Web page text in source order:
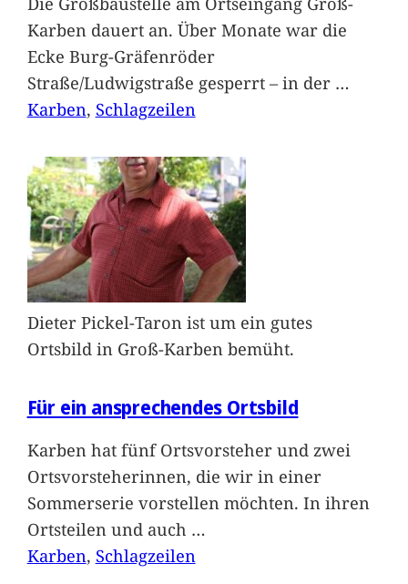
Karben dauert an. Über Monate war die
Ecke Burg-Gräfenröder
Straße/Ludwigstraße gesperrt – in der …
Karben, Schlagzeilen
Dieter Pickel-Taron ist um ein gutes
Ortsbild in Groß-Karben bemüht.
Für ein ansprechendes Ortsbild
Karben hat fünf Ortsvorsteher und zwei
Ortsvorsteherinnen, die wir in einer
Sommerserie vorstellen möchten. In ihren
Ortsteilen und auch …
Karben, Schlagzeilen